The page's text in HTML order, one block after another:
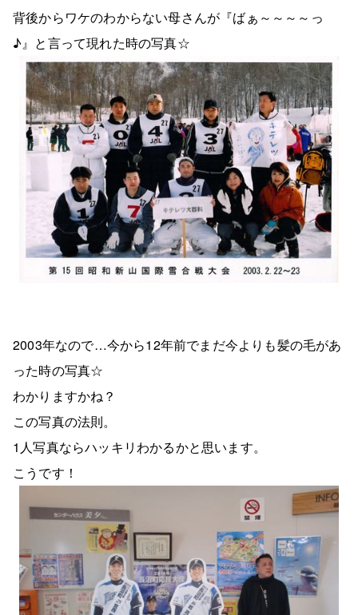
背後からワケのわからない母さんが『ばぁ～～～～っ
♪』と言って現れた時の写真☆
2003年なので…今から12年前でまだ今よりも髪の毛があ
った時の写真☆
わかりますかね？
この写真の法則。
1人写真ならハッキリわかるかと思います。
こうです！